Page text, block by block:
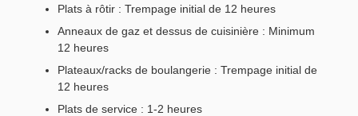
Plats à rôtir : Trempage initial de 12 heures
Anneaux de gaz et dessus de cuisinière : Minimum
12 heures
Plateaux/racks de boulangerie : Trempage initial de
12 heures
Plats de service : 1-2 heures